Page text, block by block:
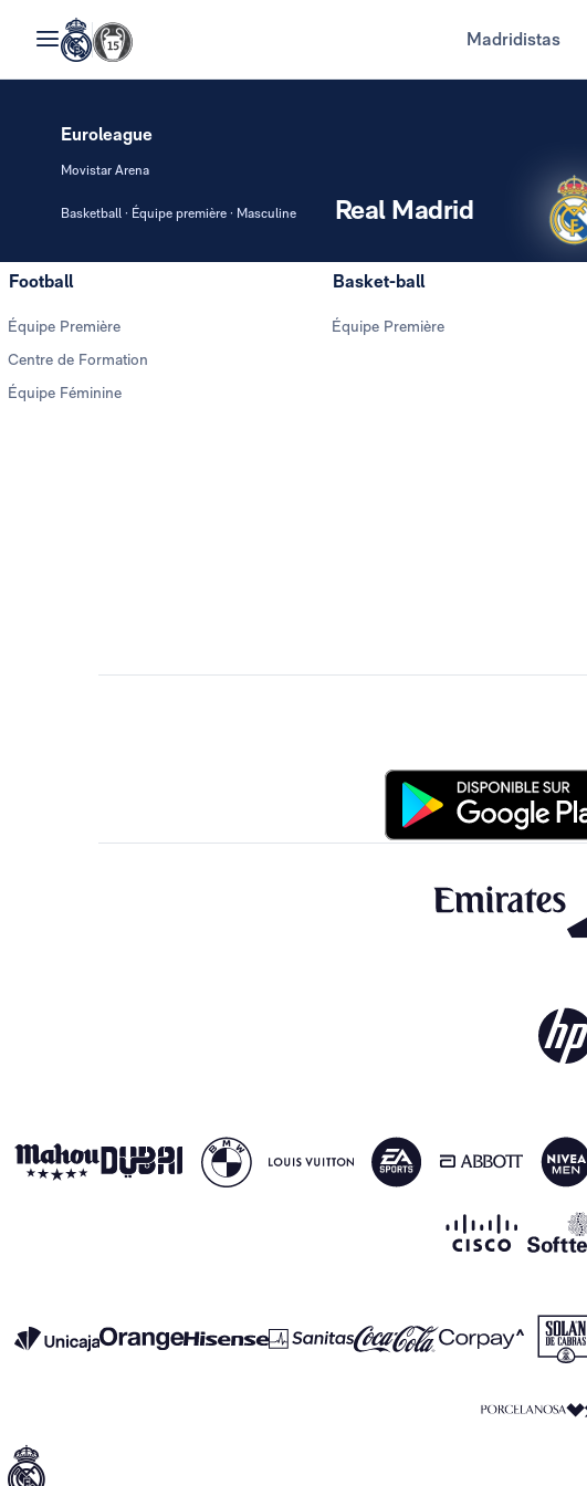
Madridistas
Euroleague
Movistar Arena
Basketball · Équipe première · Masculine Real Madrid
Football
Équipe Première
Centre de Formation
Équipe Féminine
Basket-ball
Équipe Première